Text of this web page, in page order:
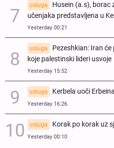
usluga
Husein (a.s), borac
učenjaka predstavljena u
Yesterday 00:21
usluga
Pezeshkian: Iran
koje palestinski lideri usvoje
Yesterday 15:52
usluga Kerbela uoči Erbeina
Yesterday 16:26
usluga Korak po korak uz
Yesterday 00:10